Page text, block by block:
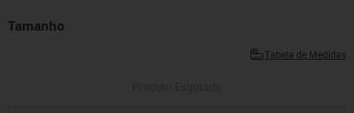
Tamanho
Tabela de Medidas